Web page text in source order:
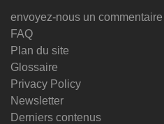
envoyez-nous un commentaire
FAQ
Plan du site
Glossaire
Privacy Policy
Newsletter
Derniers contenus